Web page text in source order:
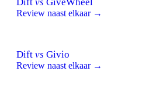
Review naast elkaar →
Dift vs Givio
Review naast elkaar →